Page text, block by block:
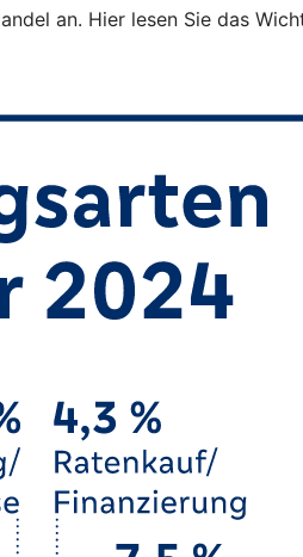
an. Hier lesen Sie das